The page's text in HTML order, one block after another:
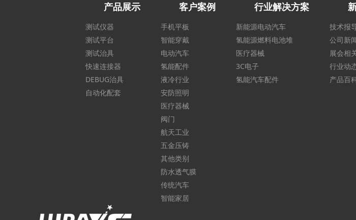
产品展示
测试仪器
测试平台
测试治具
快速连接器
DEBUG治具
自动化配套
客户案例
手机平板
智能穿戴
电动汽车
氢能配件
液冷行业
安防照明
医疗器械
阀门
航天工业
五金压铸
其他类别
防水透气膜
传统汽车
智能家居
行业解决方案
新能源电动汽车
氢能源燃料电池堆
医疗器械
3C电子
氢能汽车配件
技术报
公司新
展会相
行业动
产品百